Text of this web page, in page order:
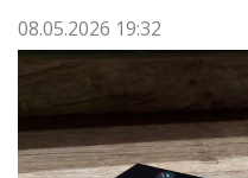
08.05.2026 19:32